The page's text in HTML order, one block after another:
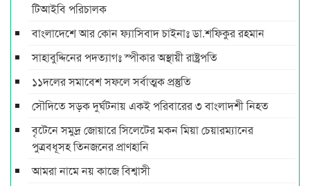
টিআইবি পরিচালক
বাংলাদেশে আর কোন ফ্যাসিবাদ চাইনাঃ ডা.শফিকুর রহমান
সাহাবুদ্দিনের পদত্যাগঃ স্পীকার অস্থায়ী রাষ্ট্রপতি
১১দলের সমাবেশ সফলে সর্বাত্মক প্রস্তুতি
সৌদিতে সড়ক দুর্ঘটনায় একই পরিবারের ৩ বাংলাদশী নিহত
বৃটেনে সমুদ্র জোয়ারে সিলেটের মকন মিয়া চেয়ারম্যানের
পুত্রবধূসহ তিনজনের প্রাণহানি
আমরা নামে নয় কাজে বিশ্বাসী